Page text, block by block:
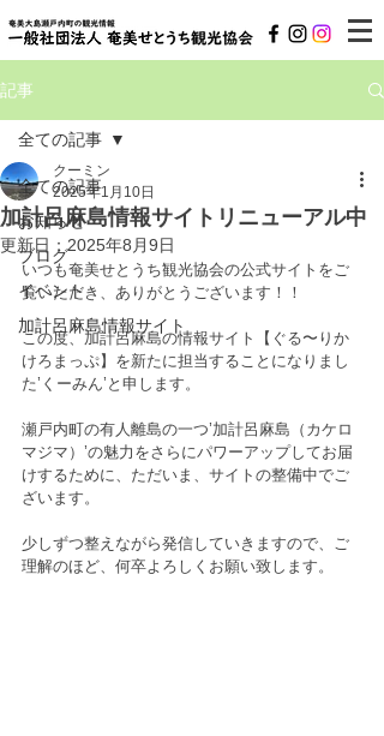
記事
全ての記事
お知らせ
ブログ
イベント
加計呂麻島情報サイト
全ての記事
加計呂麻島情報サイトリニューアル中
クーミン
2025年1月10日
更新日：2025年8月9日
いつも奄美せとうち観光協会の公式サイトをご
覧いただき、ありがとうございます！！
この度、加計呂麻島の情報サイト【ぐる〜りか
けろまっぷ】を新たに担当することになりまし
た’くーみん’と申します。
瀬戸内町の有人離島の一つ’加計呂麻島（カケロ
マジマ）’の魅力をさらにパワーアップしてお届
けするために、ただいま、サイトの整備中でご
ざいます。
少しずつ整えながら発信していきますので、ご
理解のほど、何卒よろしくお願い致します。